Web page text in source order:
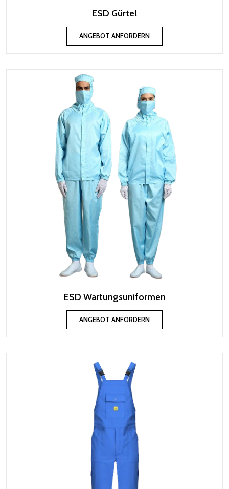
ESD Gürtel
ANGEBOT ANFORDERN
ESD Wartungsuniformen
ANGEBOT ANFORDERN